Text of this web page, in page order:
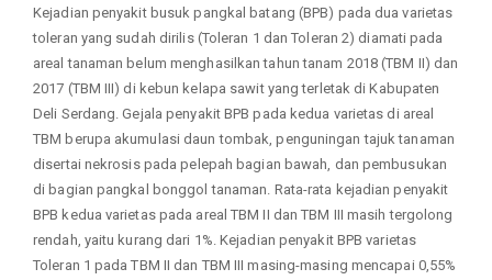
Kejadian penyakit busuk pangkal batang (BPB) pada dua varietas
toleran yang sudah dirilis (Toleran 1 dan Toleran 2) diamati pada
areal tanaman belum menghasilkan tahun tanam 2018 (TBM II) dan
2017 (TBM III) di kebun kelapa sawit yang terletak di Kabupaten
Deli Serdang. Gejala penyakit BPB pada kedua varietas di areal
TBM berupa akumulasi daun tombak, penguningan tajuk tanaman
disertai nekrosis pada pelepah bagian bawah, dan pembusukan
di bagian pangkal bonggol tanaman. Rata-rata kejadian penyakit
BPB kedua varietas pada areal TBM II dan TBM III masih tergolong
rendah, yaitu kurang dari 1%. Kejadian penyakit BPB varietas
Toleran 1 pada TBM II dan TBM III masing-masing mencapai 0,55%